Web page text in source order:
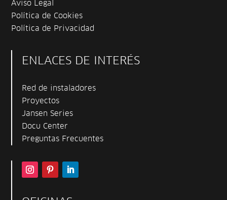
Aviso Legal
Política de Cookies
Política de Privacidad
ENLACES DE INTERÉS
Red de instaladores
Proyectos
Jansen Series
Docu Center
Preguntas Frecuentes